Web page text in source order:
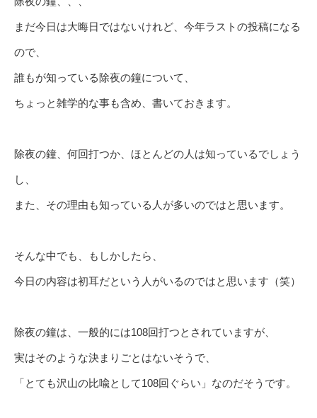
まだ今日は大晦日ではないけれど、今年ラストの投稿になる
ので、
誰もが知っている除夜の鐘について、
ちょっと雑学的な事も含め、書いておきます。
除夜の鐘、何回打つか、ほとんどの人は知っているでしょう
し、
また、その理由も知っている人が多いのではと思います。
そんな中でも、もしかしたら、
今日の内容は初耳だという人がいるのではと思います（笑）
除夜の鐘は、一般的には108回打つとされていますが、
実はそのような決まりごとはないそうで、
「とても沢山の比喩として108回ぐらい」なのだそうです。